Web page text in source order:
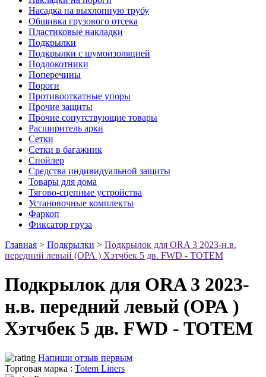
Насадка на выхлопную трубу
Обшивка грузового отсека
Пластиковые накладки
Подкрылки
Подкрылки с шумоизоляцией
Подлокотники
Поперечины
Пороги
Противооткатные упоры
Прочие защиты
Прочие сопутствующие товары
Расширитель арки
Сетки
Сетки в багажник
Спойлер
Средства индивидуальной защиты
Товары для дома
Тягово-сцепные устройства
Установочные комплекты
Фаркоп
Фиксатор груза
Главная > Подкрылки > Подкрылок для ORA 3 2023-н.в.
передний левый (ОРА ) Хэтчбек 5 дв. FWD - TOTEM
Подкрылок для ORA 3 2023-
н.в. передний левый (ОРА )
Хэтчбек 5 дв. FWD - TOTEM
Напиши отзыв первым
Торговая марка : Totem Liners